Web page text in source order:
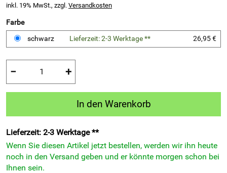
inkl. 19% MwSt., zzgl. Versandkosten
Farbe
schwarz
Lieferzeit: 2-3 Werktage ** 26,95 €
− +
In den Warenkorb
Lieferzeit: 2-3 Werktage **
Wenn Sie diesen Artikel jetzt bestellen, werden wir ihn heute
noch in den Versand geben und er könnte morgen schon bei
Ihnen sein.